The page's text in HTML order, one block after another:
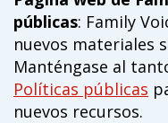
públicas: Family
nuevos materiales
Manténgase al
Políticas públicas
nuevos recursos.